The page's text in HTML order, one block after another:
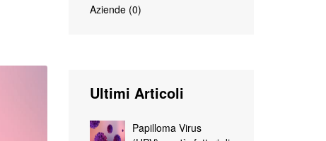
Aziende (0)
Ultimi Articoli
Papilloma Virus